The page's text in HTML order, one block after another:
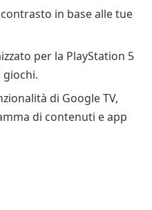
in base alle tue
per la PlayStation 5
di Google TV,
di contenuti e app